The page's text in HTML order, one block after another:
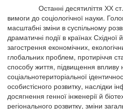
Останні десятиліття ХХ ст.
вимоги до соціологічної науки.
масштабні зміни в суспільному
драматичні події в країнах
загострення економічних,
глобальних проблем, протиріччя
способу життя, підвищення впливу
соціальнотериторіальної
особистісного розвитку, наслідки
досягнення генної інженерії й
регіонального розвитку, зміни